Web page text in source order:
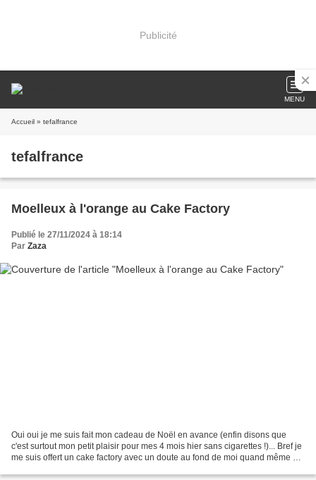
Publicité
MENU
Accueil » tefalfrance
tefalfrance
Moelleux à l'orange au Cake Factory
Publié le 27/11/2024 à 18:14
Par Zaza
Oui oui je me suis fait mon cadeau de Noël en avance (enfin disons que
c'est surtout mon petit plaisir pour mes 4 mois hier sans cigarettes !)... Bref je
me suis offert un cake factory avec un doute au fond de moi quand même car